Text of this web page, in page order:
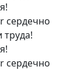
сердечно
труда!
сердечно